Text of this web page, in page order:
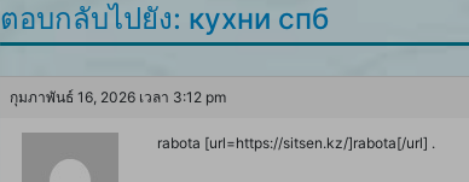
ตอบกลับไปยัง: кухни спб
กุมภาพันธ์ 16, 2026 เวลา 3:12 pm
rabota [url=https://sitsen.kz/]rabota[/url] .